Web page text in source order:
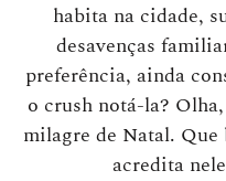
habita na cidade,
desavenças
preferência, ainda
o crush notá-la?
milagre de Natal. Que
acredita